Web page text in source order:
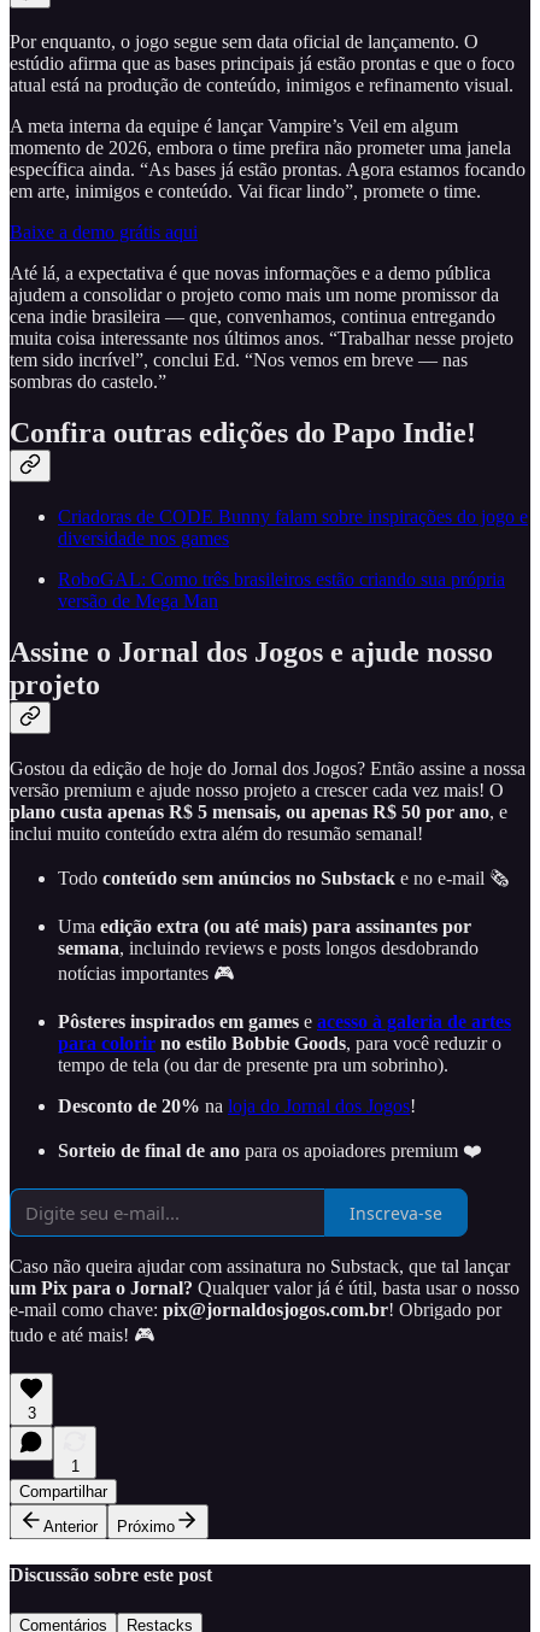
Por enquanto, o jogo segue sem data oficial de lançamento. O
estúdio afirma que as bases principais já estão prontas e que o foco
atual está na produção de conteúdo, inimigos e refinamento visual.
A meta interna da equipe é lançar Vampire’s Veil em algum
momento de 2026, embora o time prefira não prometer uma janela
específica ainda. “As bases já estão prontas. Agora estamos focando
em arte, inimigos e conteúdo. Vai ficar lindo”, promete o time.
Baixe a demo grátis aqui
Até lá, a expectativa é que novas informações e a demo pública
ajudem a consolidar o projeto como mais um nome promissor da
cena indie brasileira — que, convenhamos, continua entregando
muita coisa interessante nos últimos anos. “Trabalhar nesse projeto
tem sido incrível”, conclui Ed. “Nos vemos em breve — nas
sombras do castelo.”
Confira outras edições do Papo Indie!
Criadoras de CODE Bunny falam sobre inspirações do jogo e
diversidade nos games
RoboGAL: Como três brasileiros estão criando sua própria
versão de Mega Man
Assine o Jornal dos Jogos e ajude nosso
projeto
Gostou da edição de hoje do Jornal dos Jogos? Então assine a nossa
versão premium e ajude nosso projeto a crescer cada vez mais! O
plano custa apenas R$ 5 mensais, ou apenas R$ 50 por ano, e
inclui muito conteúdo extra além do resumão semanal!
Todo conteúdo sem anúncios no Substack e no e-mail 🗞️
Uma edição extra (ou até mais) para assinantes por
semana, incluindo reviews e posts longos desdobrando
notícias importantes 🎮
Pôsteres inspirados em games e acesso à galeria de artes
para colorir no estilo Bobbie Goods, para você reduzir o
tempo de tela (ou dar de presente pra um sobrinho).
Desconto de 20% na loja do Jornal dos Jogos!
Sorteio de final de ano para os apoiadores premium ❤️
Inscreva-se
Caso não queira ajudar com assinatura no Substack, que tal lançar
um Pix para o Jornal? Qualquer valor já é útil, basta usar o nosso
e-mail como chave: pix@jornaldosjogos.com.br! Obrigado por
tudo e até mais! 🎮
3
1
Compartilhar
Anterior
Próximo
Discussão sobre este post
Comentários Restacks